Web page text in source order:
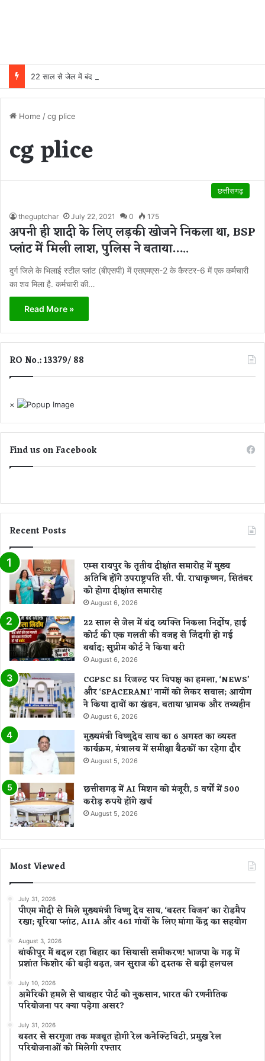
Home /cg plice
cg plice
छत्तीसगढ़
theguptchar July 22, 2021 0 175
अपनी ही शादी के लिए लड़की खोजने निकला था, BSP
प्लांट में मिली लाश, पुलिस ने बताया…..
दुर्ग जिले के भिलाई स्टील प्लांट (बीएसपी) में एसएमएस-2 के कैस्टर-6 में एक कर्मचारी
का शव मिला है. कर्मचारी की…
Read More »
RO No.: 13379/ 88
×
Find us on Facebook
Recent Posts
एम्स रायपुर के तृतीय दीक्षांत समारोह में मुख्य
अतिथि होंगे उपराष्ट्रपति सी. पी. राधाकृष्णन, सितंबर
को होगा दीक्षांत समारोह
August 6, 2026
22 साल से जेल में बंद व्यक्ति निकला निर्दोष, हाई
कोर्ट की एक गलती की वजह से जिंदगी हो गई
बर्बाद; सुप्रीम कोर्ट ने किया बरी
August 6, 2026
CGPSC SI रिजल्ट पर विपक्ष का हमला, ‘NEWS’
और ‘SPACERANI’ नामों को लेकर सवाल; आयोग
ने किया दावों का खंडन, बताया भ्रामक और तथ्यहीन
August 6, 2026
मुख्यमंत्री विष्णुदेव साय का 6 अगस्त का व्यस्त
कार्यक्रम, मंत्रालय में समीक्षा बैठकों का रहेगा दौर
August 5, 2026
छत्तीसगढ़ में AI मिशन को मंजूरी, 5 वर्षों में 500
करोड़ रुपये होंगे खर्च
August 5, 2026
Most Viewed
July 31, 2026
पीएम मोदी से मिले मुख्यमंत्री विष्णु देव साय, ‘बस्तर विजन’ का रोडमैप
रखा; यूरिया प्लांट, AIIA और 461 गांवों के लिए मांगा केंद्र का सहयोग
August 3, 2026
बांकीपुर में बदल रहा बिहार का सियासी समीकरण! भाजपा के गढ़ में
प्रशांत किशोर की बड़ी बढ़त, जन सुराज की दस्तक से बढ़ी हलचल
July 10, 2026
अमेरिकी हमले से चाबहार पोर्ट को नुकसान, भारत की रणनीतिक
परियोजना पर क्या पड़ेगा असर?
July 31, 2026
बस्तर से सरगुजा तक मजबूत होगी रेल कनेक्टिविटी, प्रमुख रेल
परियोजनाओं को मिलेगी रफ्तार